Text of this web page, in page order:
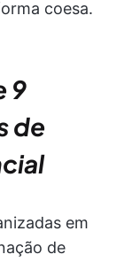
coesa.
9
de
em
de